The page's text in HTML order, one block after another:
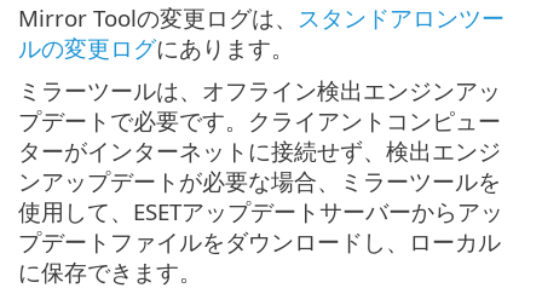
Mirror Toolの変更ログは、
スタンドアロンツー
ルの変更ログにあります。
ミラーツールは、オフライン検出エンジンアッ
プデートで必要です。クライアントコンピュー
ターがインターネットに接続せず、検出エンジ
ンアップデートが必要な場合、ミラーツールを
使用して、ESETアップデートサーバーからアッ
プデートファイルをダウンロードし、ローカル
に保存できます。